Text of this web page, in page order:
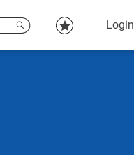
Login